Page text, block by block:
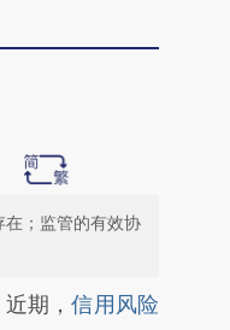
；监管的有效协
本文由第三方
近期，信用风险